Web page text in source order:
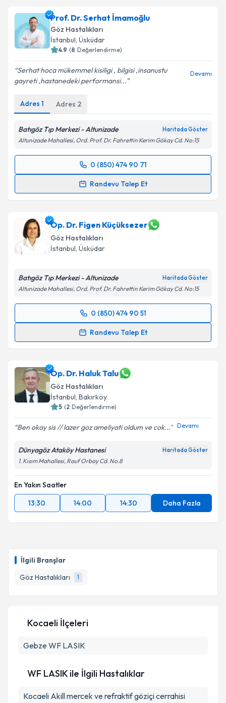
İlgili Branşlar
Göz Hastalıkları
1
için bir takvim hazırlandığında e-posta ile
bilgilendireceğiz.
E-posta Adresiniz
Metni 'ni okudum ve kişisel verilerimin belirtilen
Prof. Dr. Serhat İmamoğlu
Göz Hastalıkları
İstanbul, Üsküdar
4.9 (8 Değerlendirme)
Serhat hoca mükemmel kisiligi , bilgisi ,insanustu
gayreti ,hastanedeki performansi...
Devamı
Adres 1 Adres 2
Batıgöz Tıp Merkezi - Altunizade Haritada Göster
Altunizade Mahallesi, Ord. Prof. Dr. Fahrettin Kerim Gökay Cd. No:15
0 (850) 474 90 71
Randevu Talep Et
Randevu Takvimi Talebi
için bir takvim hazırlandığında e-posta ile
bilgilendireceğiz.
E-posta Adresiniz
Kişisel verilerimin işlenmesine ilişkinAydınlatma
'ni okudum ve kişisel verilerimin belirtilen
kapsamda işlenmesini kabul ediyorum.
Op. Dr. Figen Küçüksezer
Göz Hastalıkları
İstanbul, Üsküdar
Batıgöz Tıp Merkezi - Altunizade Haritada Göster
Altunizade Mahallesi, Ord. Prof. Dr. Fahrettin Kerim Gökay Cd. No:15
0 (850) 474 90 51
Randevu Talep Et
Randevu Takvimi Talebi
takvim hazırlandığında e-posta ile bilgilendireceğiz.
E-posta Adresiniz
Metni'ni okudum ve kişisel verilerimin belirtilen
kapsamda işlenmesini kabul ediyorum.
Takvim Talebini Gönder
Op. Dr. Haluk Talu
Göz Hastalıkları
İstanbul, Bakırköy
5 (2 Değerlendirme)
Ben okay sis // lazer goz ameliyati oldum ve cok... Devamı
Dünyagöz Ataköy Hastanesi Haritada Göster
1. Kısım Mahallesi, Rauf Orbay Cd. No.8
En Yakın Saatler
13:30
14:00 14:30 Daha Fazla
Kocaeli İlçeleri
Gebze WF LASIK
WF LASIK ile İlgili Hastalıklar
Kocaeli Akill mercek ve refraktif göziçi cerrahisi